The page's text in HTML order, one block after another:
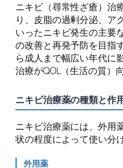
ニキビ（尋常性ざ瘡）治
り、皮脂の過剰分泌、ア
いったニキビ発生の主要
の改善と再発予防を目指
ら成人まで幅広い年代に
治療がQOL（生活の質）
ニキビ治療薬の種類と作
ニキビ治療薬には、外用
状の程度によって使い分
外用薬